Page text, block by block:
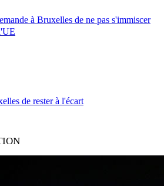
à Bruxelles de ne pas s'immiscer
de rester à l'écart